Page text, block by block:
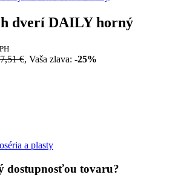
dverí DAILY horný
€, Vaša zlava: -25%
a plasty
dostupnosťou tovaru?